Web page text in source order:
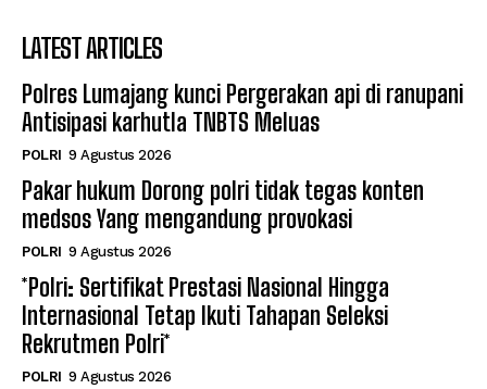
LATEST ARTICLES
Polres Lumajang kunci Pergerakan api di ranupani
Antisipasi karhutla TNBTS Meluas
POLRI 9 Agustus 2026
Pakar hukum Dorong polri tidak tegas konten
medsos Yang mengandung provokasi
POLRI 9 Agustus 2026
*Polri: Sertifikat Prestasi Nasional Hingga
Internasional Tetap Ikuti Tahapan Seleksi
Rekrutmen Polri*
POLRI 9 Agustus 2026